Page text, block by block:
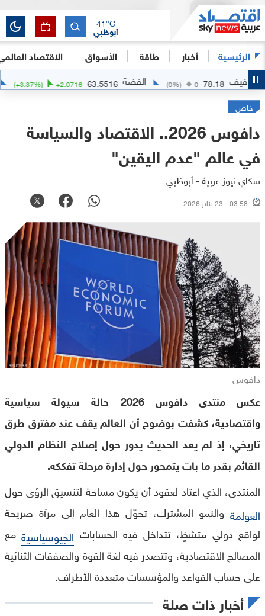
الرئيسية أخبار طاقة الأسواق الاقتصاد
أبوظبي
41°C
0
(0%) الفضة 63.5516
+2.0716
(+3.37 %) الذهب
خاص
دافوس 2026.. الاقتصاد والسياسة
في عالم "عدم اليقين"
سكاي نيوز عربية - أبوظبي
03:58 - 23 يناير 2026
دافوس
عكس منتدى دافوس 2026 حالة سيولة سياسية
واقتصادية، كشفت بوضوح أن العالم يقف عند مفترق طرق
تاريخي، إذ لم يعد الحديث يدور حول إصلاح النظام الدولي
القائم بقدر ما بات يتمحور حول إدارة مرحلة تفككه.
المنتدى، الذي اعتاد لعقود أن يكون مساحة لتنسيق الرؤى حول
العولمة والنمو المشترك، تحوّل هذا العام إلى مرآة صريحة
لواقع دولي متشظٍ، تتداخل فيه الحسابات الجيوسياسيةمع
المصالح الاقتصادية، وتتصدر فيه لغة القوة والصفقات الثنائية
على حساب القواعد والمؤسسات متعددة الأطراف.
أخبار ذات صلة